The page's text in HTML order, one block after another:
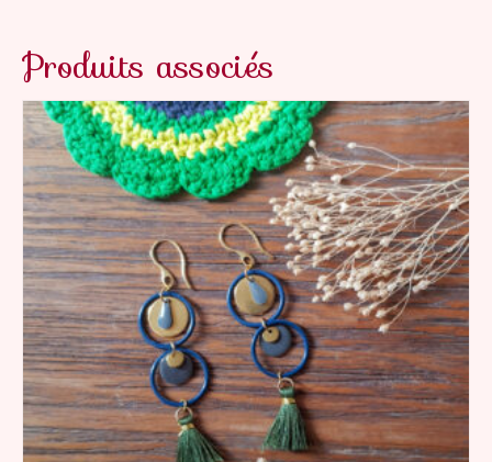
Produits associés